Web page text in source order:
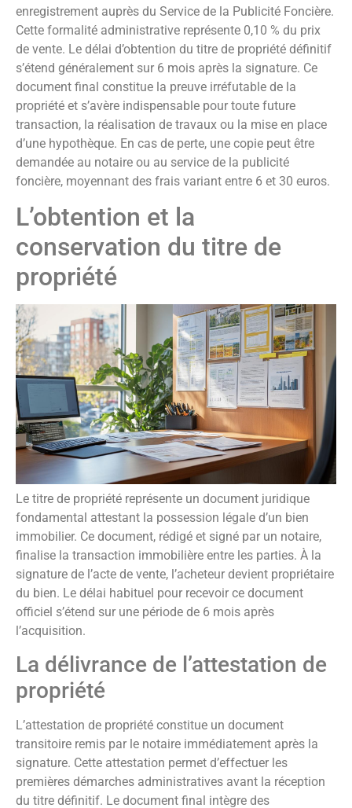
enregistrement auprès du Service de la Publicité Foncière.
Cette formalité administrative représente 0,10 % du prix
de vente. Le délai d’obtention du titre de propriété définitif
s’étend généralement sur 6 mois après la signature. Ce
document final constitue la preuve irréfutable de la
propriété et s’avère indispensable pour toute future
transaction, la réalisation de travaux ou la mise en place
d’une hypothèque. En cas de perte, une copie peut être
demandée au notaire ou au service de la publicité
foncière, moyennant des frais variant entre 6 et 30 euros.
L’obtention et la
conservation du titre de
propriété
Le titre de propriété représente un document juridique
fondamental attestant la possession légale d’un bien
immobilier. Ce document, rédigé et signé par un notaire,
finalise la transaction immobilière entre les parties. À la
signature de l’acte de vente, l’acheteur devient propriétaire
du bien. Le délai habituel pour recevoir ce document
officiel s’étend sur une période de 6 mois après
l’acquisition.
La délivrance de l’attestation de
propriété
L’attestation de propriété constitue un document
transitoire remis par le notaire immédiatement après la
signature. Cette attestation permet d’effectuer les
premières démarches administratives avant la réception
du titre définitif. Le document final intègre des